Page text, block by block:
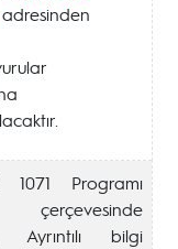
adresinden
1071 Programı
Ayrıntılı bilgi